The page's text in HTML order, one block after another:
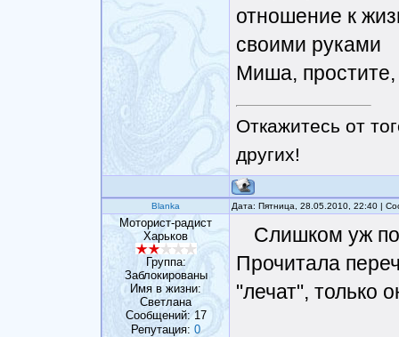
отношение к
своими руками
Миша, простите,
Откажитесь от
других!
Blanka Дата: Пятница, 28.05.2010, 22:40 |
Моторист-радист
Харьков
Группа:
Заблокированы
Имя в жизни:
Светлана
Сообщений:17
Репутация: 0
Слишком уж
Прочитала
"лечат", только